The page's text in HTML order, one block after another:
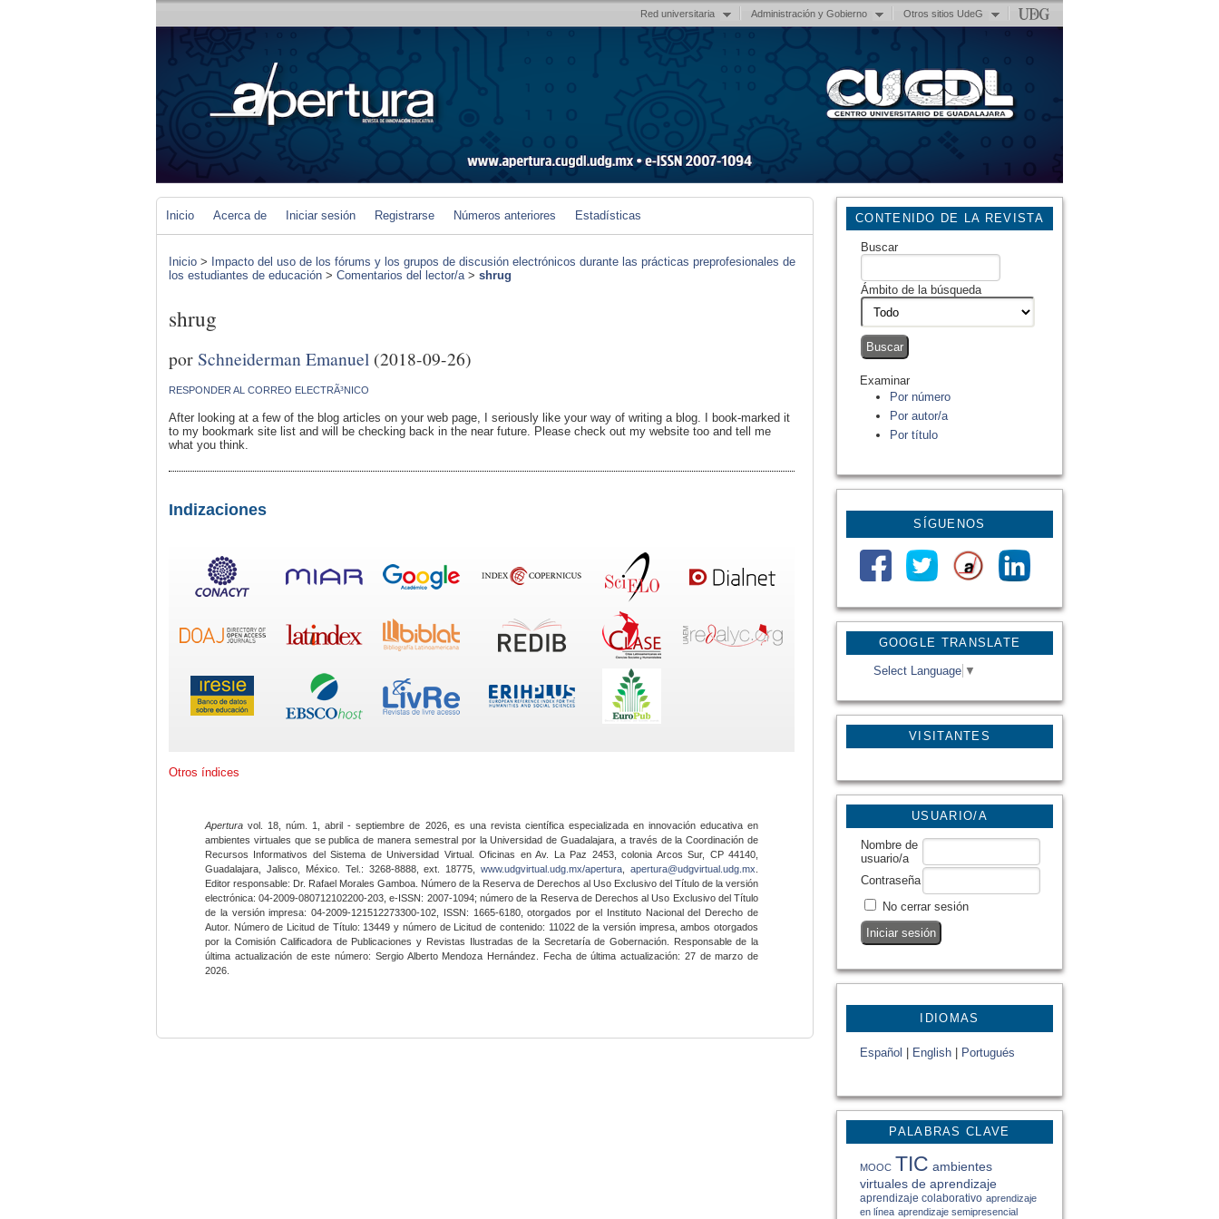
Red universitaria Administración y Gobierno Otros sitios UdeG
GOOGLE TRANSLATE
Select Language ▼
VISITANTES
CONTENIDO DE LA REVISTA
Buscar
Ámbito de la búsqueda
Examinar
Por número
Por autor/a
Por título
SÍGUENOS
USUARIO/A
Nombre de
usuario/a
Contraseña
No cerrar sesión
IDIOMAS
Español English Portugués
PALABRAS CLAVE
MOOC TIC ambientes
virtuales de aprendizaje
aprendizaje colaborativo aprendizaje
en línea aprendizaje semipresencial
Inicio Acerca de Iniciar sesión Registrarse Números anteriores Estadísticas
Inicio > Impacto del uso de los fórums y los grupos de discusión electrónicos durante las prácticas preprofesionales de
los estudiantes de educación > Comentarios del lector/a> shrug
shrug
porSchneiderman Emanuel (2018-09-26)
RESPONDER AL CORREO ELECTRÃ³NICO
After looking at a few of the blog articles on your web page, I seriously like your way of writing a blog. I book-marked it
to my bookmark site list and will be checking back in the near future. Please check out my website too and tell me
what you think.
Indizaciones
Otros índices
Apertura vol. 18, núm. 1, abril - septiembre de 2026, es una revista científica especializada en innovación educativa en
ambientes virtuales que se publica de manera semestral por la Universidad de Guadalajara, a través de la Coordinación de
Recursos Informativos del Sistema de Universidad Virtual. Oficinas en Av. La Paz 2453, colonia Arcos Sur, CP 44140,
Guadalajara, Jalisco, México. Tel.: 3268-8888, ext. 18775,www.udgvirtual.udg.mx/apertura apertura@udgvirtual.udg.mx
Editor responsable: Dr. Rafael Morales Gamboa. Número de la Reserva de Derechos al Uso Exclusivo del Título de la versión
electrónica: 04-2009-080712102200-203, e-ISSN: 2007-1094; número de la Reserva de Derechos al Uso Exclusivo del Título
de la versión impresa: 04-2009-121512273300-102, ISSN: 1665-6180, otorgados por el Instituto Nacional del Derecho de
Autor. Número de Licitud de Título: 13449 y número de Licitud de contenido: 11022 de la versión impresa, ambos otorgados
por la Comisión Calificadora de Publicaciones y Revistas Ilustradas de la Secretaría de Gobernación. Responsable de la
última actualización de este número: Sergio Alberto Mendoza Hernández. Fecha de última actualización: 27 de marzo de
2026.